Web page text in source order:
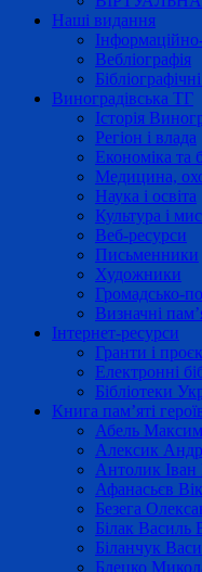
Наші видання
Вебліографія
Виноградівська ТГ
Історія
Регіон і влада
Економіка та
Медицина,
Наука і освіта
Культура і
Веб-ресурси
Письменники
Художники
Громадсько-
Визначні
Інтернет-ресурси
Гранти і
Електронні
Бібліотеки
Книга пам’яті
Абель Максим
Алексик
Антолик
Афанасьєв
Безега
Білак Василь
Біланчук
Блецко